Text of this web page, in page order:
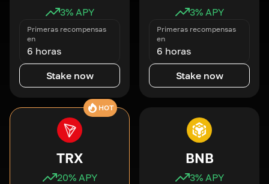
3% APY
Primeras recompensas
en
6 horas
Stake now
3% APY
Primeras recompensas
en
6 horas
Stake now
HOT
TRX
20% APY
BNB
3% APY